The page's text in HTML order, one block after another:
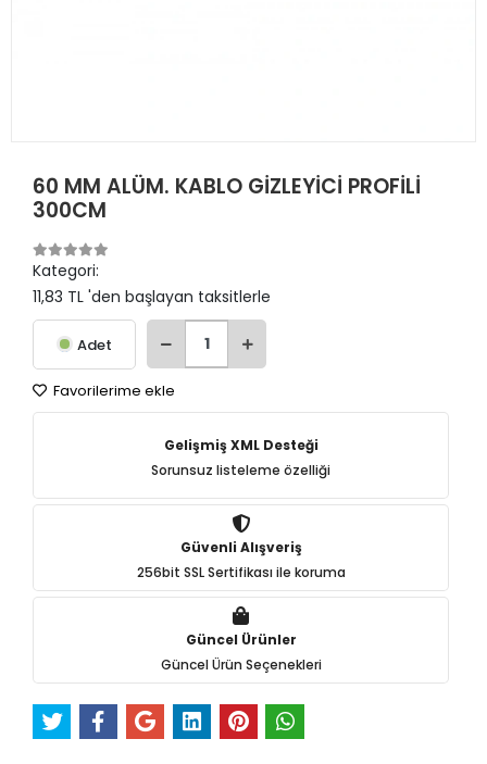
60 MM ALÜM. KABLO GİZLEYİCİ PROFİLİ
300CM
Kategori:
11,83 TL 'den başlayan taksitlerle
Adet
Favorilerime ekle
Gelişmiş XML Desteği
Sorunsuz listeleme özelliği
Güvenli Alışveriş
256bit SSL Sertifikası ile koruma
Güncel Ürünler
Güncel Ürün Seçenekleri